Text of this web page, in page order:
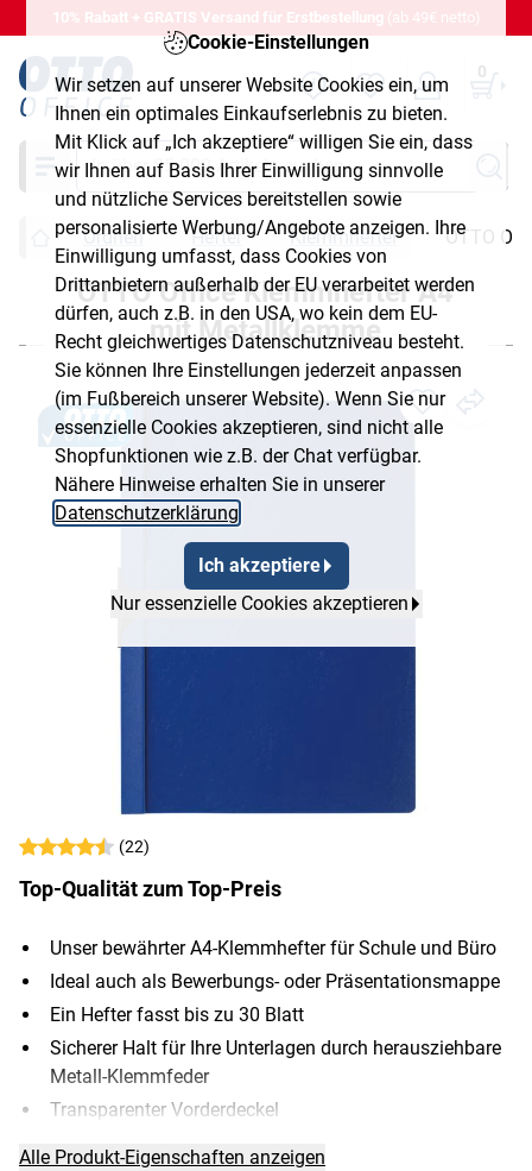
Cookie-Einstellungen
Wir setzen auf unserer Website Cookies ein, um
Ihnen ein optimales Einkaufserlebnis zu bieten.
Mit Klick auf „Ich akzeptiere“ willigen Sie ein, dass
wir Ihnen auf Basis Ihrer Einwilligung sinnvolle
und nützliche Services bereitstellen sowie
personalisierte Werbung/Angebote anzeigen. Ihre
Einwilligung umfasst, dass Cookies von
Drittanbietern außerhalb der EU verarbeitet werden
dürfen, auch z.B. in den USA, wo kein dem EU-
Recht gleichwertiges Datenschutzniveau besteht.
Sie können Ihre Einstellungen jederzeit anpassen
(im Fußbereich unserer Website). Wenn Sie nur
essenzielle Cookies akzeptieren, sind nicht alle
Shopfunktionen wie z.B. der Chat verfügbar.
Nähere Hinweise erhalten Sie in unserer
Datenschutzerklärung
Ich akzeptiere
Nur essenzielle Cookies akzeptieren
10% Rabatt + GRATIS Versand für Erstbestellung (ab 49€ netto)
0
Suche
Ordnen Hefter Klemmhefter OTTO
OTTO Office Klemmhefter A4
mit Metallklemme
(22)
Top-Qualität zum Top-Preis
Unser bewährter A4-Klemmhefter für Schule und Büro
Ideal auch als Bewerbungs- oder Präsentationsmappe
Ein Hefter fasst bis zu 30 Blatt
Sicherer Halt für Ihre Unterlagen durch herausziehbare
Metall-Klemmfeder
Transparenter Vorderdeckel
Alle Produkt-Eigenschaften anzeigen